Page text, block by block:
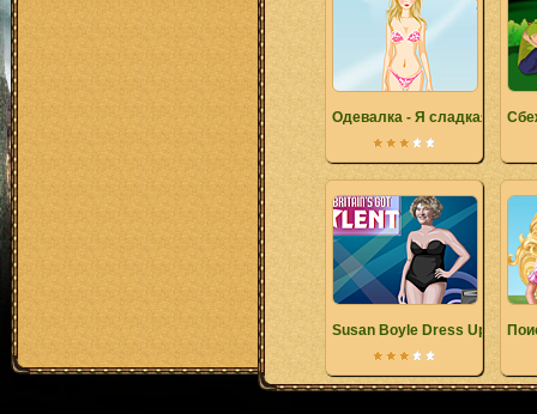
Одевалка - Я сладкая
Susan Boyle Dress Up